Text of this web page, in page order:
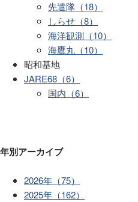
先遣隊（18）
しらせ（8）
海洋観測（10）
海鷹丸（10）
昭和基地
JARE68（6）
国内（6）
年別アーカイブ
2026年（75）
2025年（162）